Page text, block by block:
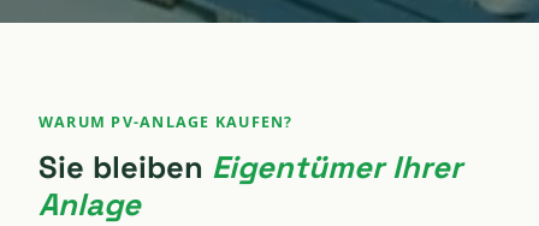
WARUM PV-ANLAGE KAUFEN?
Sie bleiben Eigentümer Ihrer
Anlage